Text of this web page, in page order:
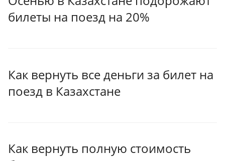
билеты на поезд на 20%
Как вернуть все деньги за билет на
поезд в Казахстане
Как вернуть полную стоимость